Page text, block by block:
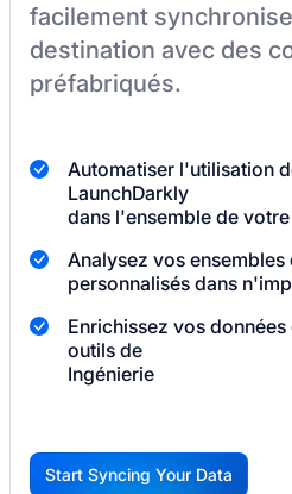
facilement
destination avec des
préfabriqués.
Automatiser l'utilisation
LaunchDarkly
dans l'ensemble de
Analysez vos ensembles
personnalisés dans
Enrichissez vos
outils de
Ingénierie
G
Start Syncing Your Data